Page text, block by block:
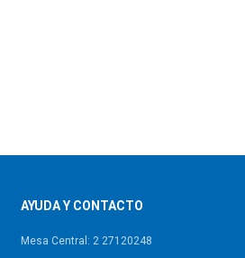
AYUDA Y CONTACTO
Mesa Central: 2 27120248